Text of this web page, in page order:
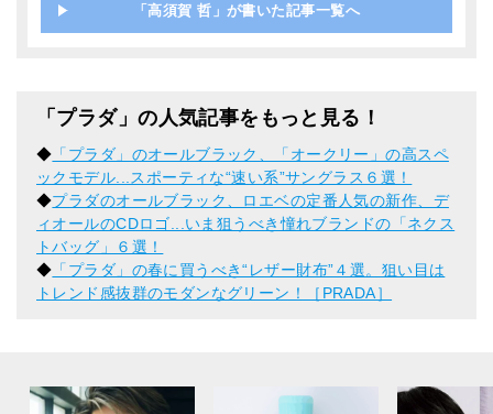
「高須賀 哲」が書いた記事一覧へ
「プラダ」の人気記事をもっと見る！
◆ 「プラダ」のオールブラック、「オークリー」の高スペ
ックモデル...スポーティな“速い系”サングラス６選！
◆プラダのオールブラック、ロエベの定番人気の新作、デ
ィオールのCDロゴ...いま狙うべき憧れブランドの「ネクス
トバッグ」６選！
◆ 「プラダ」の春に買うべき“レザー財布”４選。狙い目は
トレンド感抜群のモダンなグリーン！［PRADA］